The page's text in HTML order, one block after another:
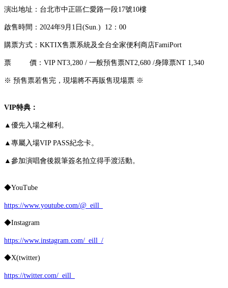
演出地址：台北市中正區仁愛路一段17號10樓
啟售時間：2024年9月1日(Sun.) 12：00
購票方式：KKTIX售票系統及全台全家便利商店FamiPort
票 價：VIP NT3,280 / 一般預售票NT2,680 /身障票NT 1,340
※ 預售票若售完，現場將不再販售現場票 ※
VIP特典：
▲優先入場之權利。
▲專屬入場VIP PASS紀念卡。
▲參加演唱會後親筆簽名拍立得手渡活動。
◆YouTube
https://www.youtube.com/@_eill_
◆Instagram
https://www.instagram.com/_eill_/
◆X(twitter)
https://twitter.com/_eill_